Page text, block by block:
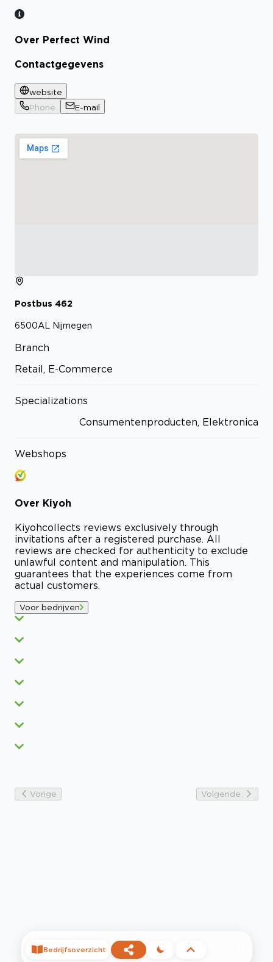
Over Perfect Wind
Contactgegevens
website
Phone
E-mail
Postbus 462
6500AL Nijmegen
Branch
Retail, E-Commerce
Specializations
Consumentenproducten, Elektronica
Webshops
Over Kiyoh
Kiyohcollects reviews exclusively through
invitations after a registered purchase. All
reviews are checked for authenticity to exclude
unlawful content and manipulation. This
guarantees that the experiences come from
actual customers.
Voor bedrijven
Vorige Volgende
Bedrijfsoverzicht